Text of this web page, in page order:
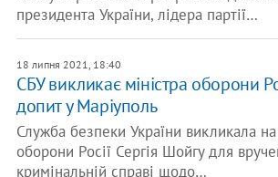
президента України, лідера партії…
18 липня 2021, 18:40
СБУ викликає міністра оборони
допит у Маріуполь
Служба безпеки України викликала на
оборони Росії Сергія Шойгу для
кримінальній справі щодо…